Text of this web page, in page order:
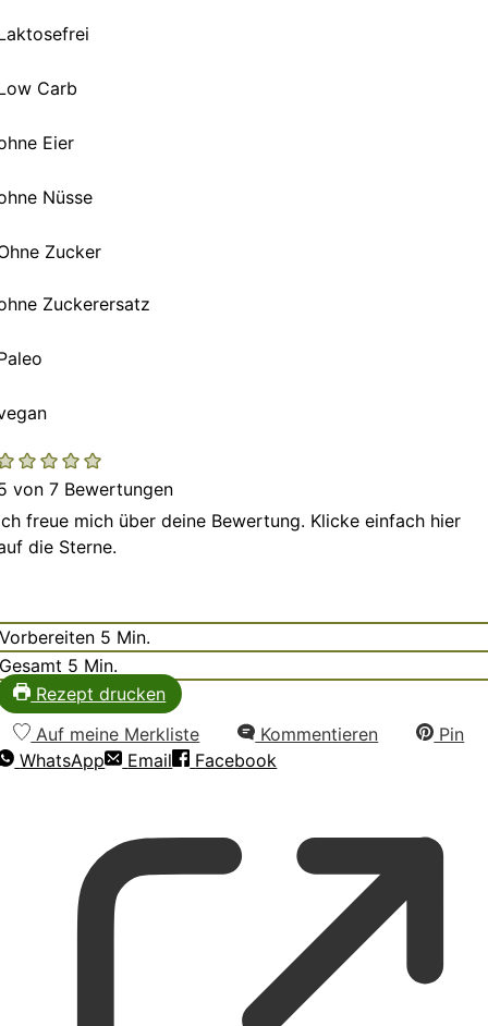
Carb
Eier
Nüsse
Zucker
Zuckerersatz
von7 Bewertungen
freue mich über deine Bewertung. Klicke einfach hier
die Sterne.
Vorbereiten 5 Minuten
Min.
Gesamt 5 Minuten
Min.
Rezept drucken
Auf meine Merkliste
Kommentieren
Pin
WhatsApp
Email Facebook